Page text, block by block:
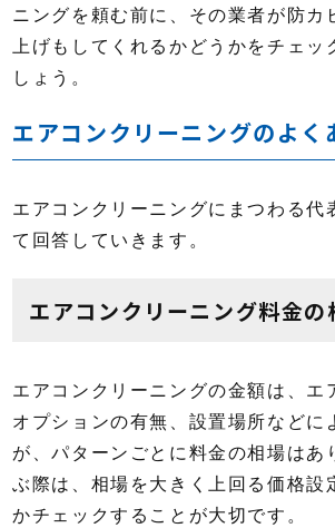
ニングを頼む前に、その業者が防カ
上げもしてくれるかどうかをチェッ
しょう。
エアコンクリーニングのよく
エアコンクリーニングにまつわる代
て回答していきます。
エアコンクリーニング料金の
エアコンクリーニングの金額は、エ
オプションの有無、設置場所などに
が、パターンごとに料金の相場はあ
ぶ際は、相場を大きく上回る価格設
かチェックすることが大切です。